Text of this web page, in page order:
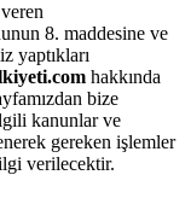
8. maddesine ve
yaptıkları
hakkında
bize
kanunlar ve
gereken işlemler
verilecektir.